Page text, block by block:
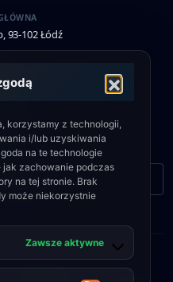
korzystamy z technologii,
i/lub uzyskiwania
na te technologie
zachowanie podczas
na tej stronie. Brak
może niekorzystnie
Zawsze aktywne
93-102 Łódź
664
Sp. z o.o.